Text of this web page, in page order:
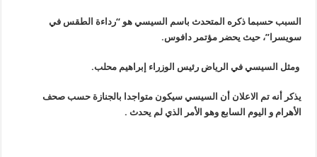
السبب حسبما ذكره المتحدث باسم السيسي هو “رداءة الطقس في
سويسرا”، حيث يحضر مؤتمر دافوس.
ومثل السيسي في الرياض رئيس الوزراء إبراهيم محلب.
يذكر أنه تم الاعلان أن السيسي سيكون متواجدا بالجنازة حسب صحف
الأهرام و اليوم السابع وهو الأمر الذي لم يحدث .